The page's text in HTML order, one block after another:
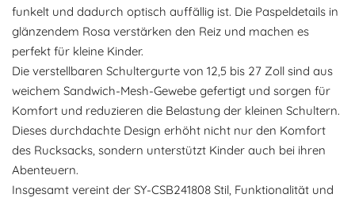
funkelt und dadurch optisch auffällig ist. Die Paspeldetails in
glänzendem Rosa verstärken den Reiz und machen es
perfekt für kleine Kinder.
Die verstellbaren Schultergurte von 12,5 bis 27 Zoll sind aus
weichem Sandwich-Mesh-Gewebe gefertigt und sorgen für
Komfort und reduzieren die Belastung der kleinen Schultern.
Dieses durchdachte Design erhöht nicht nur den Komfort
des Rucksacks, sondern unterstützt Kinder auch bei ihren
Abenteuern.
Insgesamt vereint der SY-CSB241808 Stil, Funktionalität und